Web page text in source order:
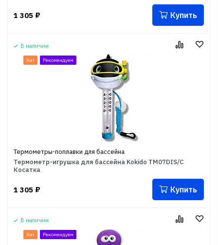
1 305 ₽ Купить
В наличии
Хит Рекомендуем
Термометры-поплавки для бассейна
Термометр-игрушка для бассейна Kokido TM07DIS/C
Косатка
1 305 ₽ Купить
В наличии
Хит Рекомендуем